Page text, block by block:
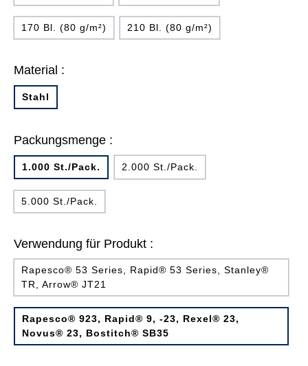
170 Bl. (80 g/m²) 210 Bl. (80 g/m²)
Material :
Stahl
Packungsmenge :
1.000 St./Pack. 2.000 St./Pack.
5.000 St./Pack.
Verwendung für Produkt :
Rapesco® 53 Series, Rapid® 53 Series, Stanley®
TR, Arrow® JT21
Rapesco® 923, Rapid® 9, -23, Rexel® 23,
Novus® 23, Bostitch® SB35